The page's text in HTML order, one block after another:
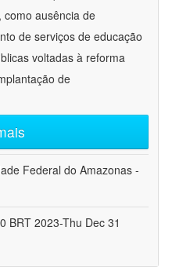
ausência de
de serviços de educação
voltadas à reforma
de
Federal do Amazonas -
BRT 2023-Thu Dec 31